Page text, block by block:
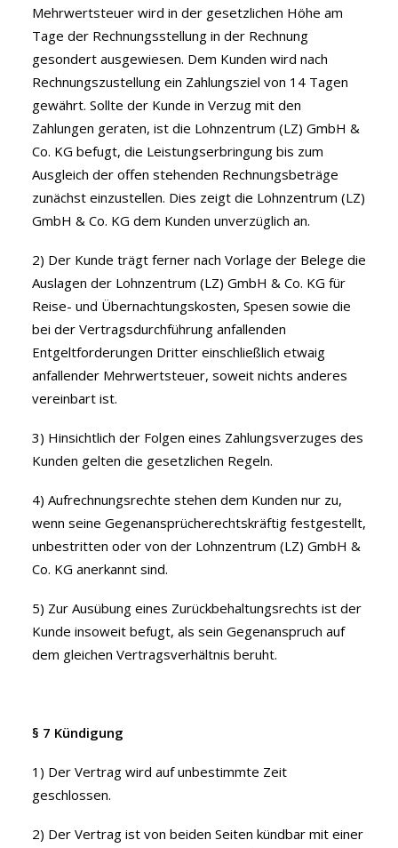
Mehrwertsteuer wird in der gesetzlichen Höhe am
Tage der Rechnungsstellung in der Rechnung
gesondert ausgewiesen. Dem Kunden wird nach
Rechnungszustellung ein Zahlungsziel von 14 Tagen
gewährt. Sollte der Kunde in Verzug mit den
Zahlungen geraten, ist die Lohnzentrum (LZ) GmbH &
Co. KG befugt, die Leistungserbringung bis zum
Ausgleich der offen stehenden Rechnungsbeträge
zunächst einzustellen. Dies zeigt die Lohnzentrum (LZ)
GmbH & Co. KG dem Kunden unverzüglich an.
2) Der Kunde trägt ferner nach Vorlage der Belege die
Auslagen der Lohnzentrum (LZ) GmbH & Co. KG für
Reise- und Übernachtungskosten, Spesen sowie die
bei der Vertragsdurchführung anfallenden
Entgeltforderungen Dritter einschließlich etwaig
anfallender Mehrwertsteuer, soweit nichts anderes
vereinbart ist.
3) Hinsichtlich der Folgen eines Zahlungsverzuges des
Kunden gelten die gesetzlichen Regeln.
4) Aufrechnungsrechte stehen dem Kunden nur zu,
wenn seine Gegenansprücherechtskräftig festgestellt,
unbestritten oder von der Lohnzentrum (LZ) GmbH &
Co. KG anerkannt sind.
5) Zur Ausübung eines Zurückbehaltungsrechts ist der
Kunde insoweit befugt, als sein Gegenanspruch auf
dem gleichen Vertragsverhältnis beruht.
§ 7 Kündigung
1) Der Vertrag wird auf unbestimmte Zeit
geschlossen.
2) Der Vertrag ist von beiden Seiten kündbar mit einer